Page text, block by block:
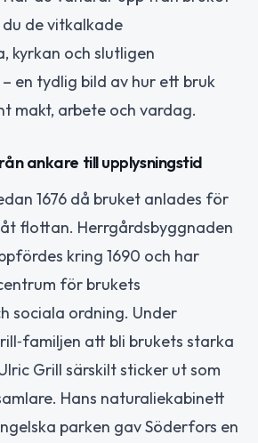
de vitkalkade
kyrkan och slutligen
en tydlig bild av hur ett bruk
makt, arbete och vardag.
ankare till upplysningstid
1676 då bruket anlades för
flottan. Herrgårdsbyggnaden
kring 1690 och har
för brukets
sociala ordning. Under
att bli brukets starka
Grill särskilt sticker ut som
Hans naturaliekabinett
parken gav Söderfors en